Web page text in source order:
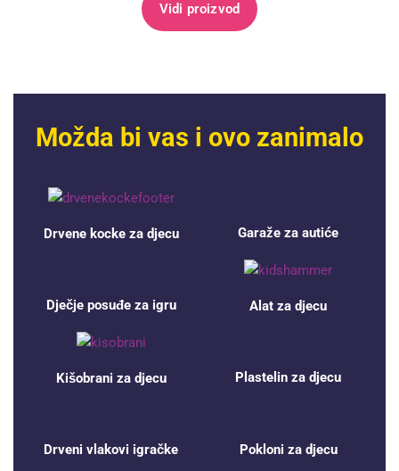
Vidi proizvod
Možda bi vas i ovo zanimalo
Drvene kocke za djecu Garaže za autiće
Dječje posuđe za igru Alat za djecu
Kišobrani za djecu Plastelin za djecu
Drveni vlakovi igračke Pokloni za djecu